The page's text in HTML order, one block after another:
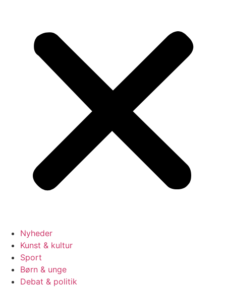
Nyheder
Kunst & kultur
Sport
Børn & unge
Debat & politik